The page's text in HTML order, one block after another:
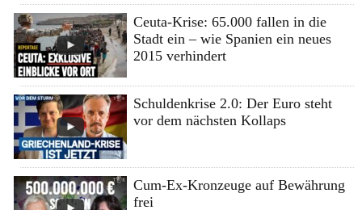
Ceuta-Krise: 65.000 fallen in die
Stadt ein – wie Spanien ein neues
2015 verhindert
Schuldenkrise 2.0: Der Euro steht
vor dem nächsten Kollaps
Cum-Ex-Kronzeuge auf Bewährung
frei